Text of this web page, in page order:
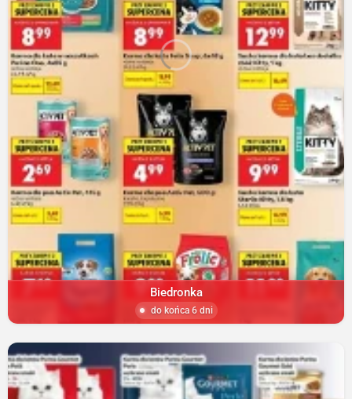
Biedronka
do końca 6 dni